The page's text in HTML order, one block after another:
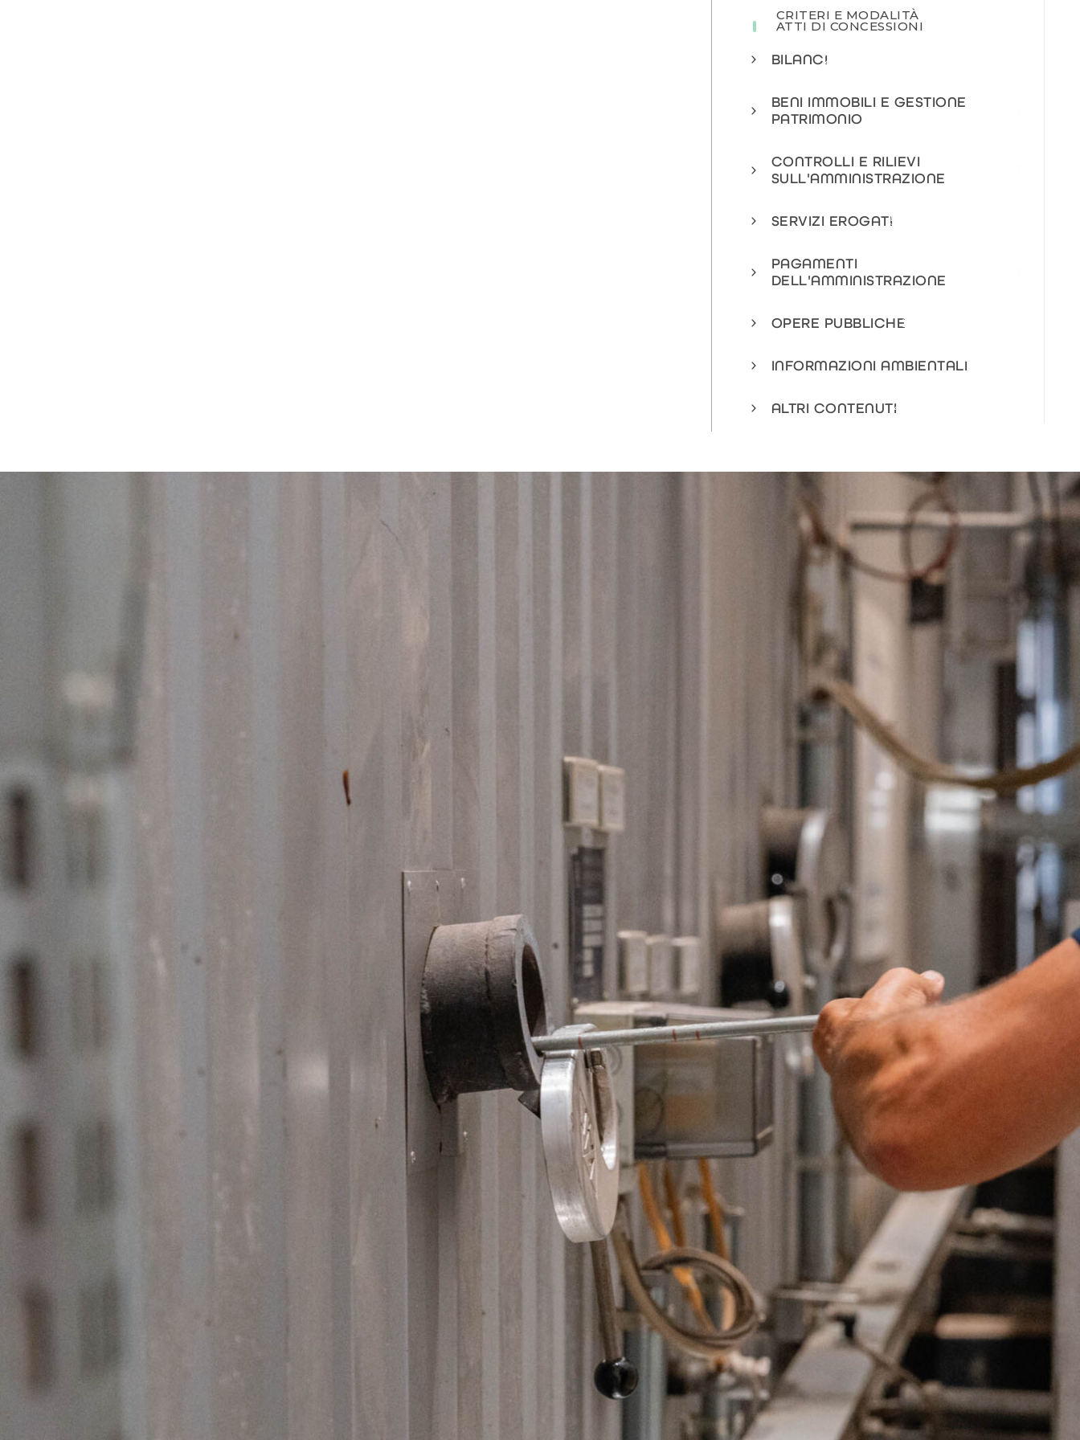
CRITERI E MODALITÀ
ATTI DI CONCESSIONI
BILANCI2
BENI IMMOBILI E GESTIONE
PATRIMONIO
CONTROLLI E RILIEVI
SULL'AMMINISTRAZIONE
SERVIZI EROGATI5
PAGAMENTI
DELL'AMMINISTRAZIONE
OPERE PUBBLICHE2
INFORMAZIONI AMBIENTALI1
ALTRI CONTENUTI4